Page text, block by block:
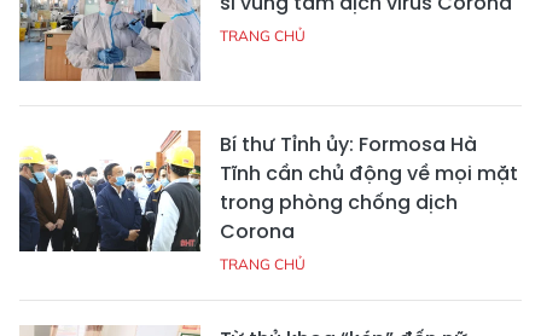
TRANG CHỦ
Bí thư Tỉnh ủy: Formosa Hà
Tĩnh cần chủ động về mọi mặt
trong phòng chống dịch
Corona
TRANG CHỦ